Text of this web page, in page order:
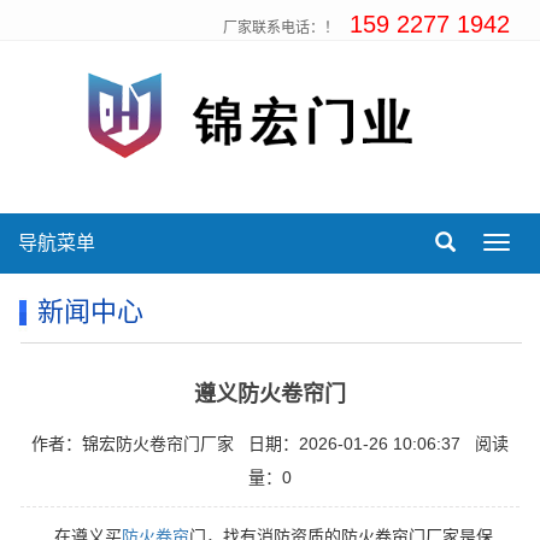
厂家联系电话：！ 159 2277 1942
导航菜单
新闻中心
遵义防火卷帘门
作者：锦宏防火卷帘门厂家 日期：2026-01-26 10:06:37
阅读
量：0